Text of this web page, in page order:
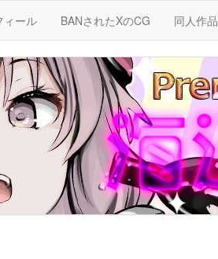
ィール BANされたXのCG 同人作